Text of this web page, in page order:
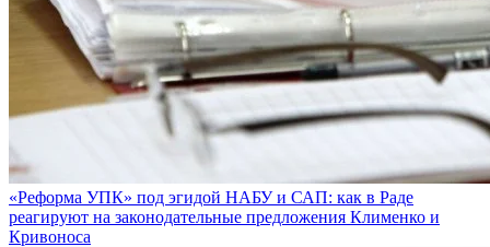
«Реформа УПК» под эгидой НАБУ и САП: как в Раде
реагируют на законодательные предложения Клименко и
Кривоноса